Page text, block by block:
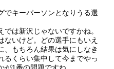
キーパーソンとなりうる選
は新沢じゃないですかね。
ないけど。どの選手にもいえ
、もちろん結果は気にしなき
るくらい集中して今までやっ
1番の問題ですね。